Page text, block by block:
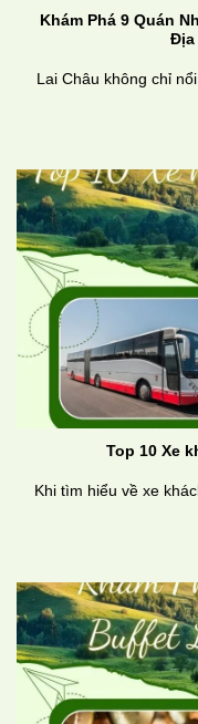
Khám Phá 9 Quán
Địa
Lai Châu không chỉ
Top 10 Xe
Khi tìm hiểu về xe